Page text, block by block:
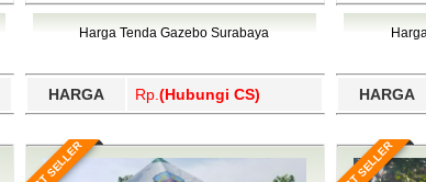
Harga Tenda Gazebo Surabaya
HARGA Rp. (Hubungi CS) HARGA